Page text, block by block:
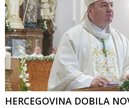
HERCEGOVINA DOBILA